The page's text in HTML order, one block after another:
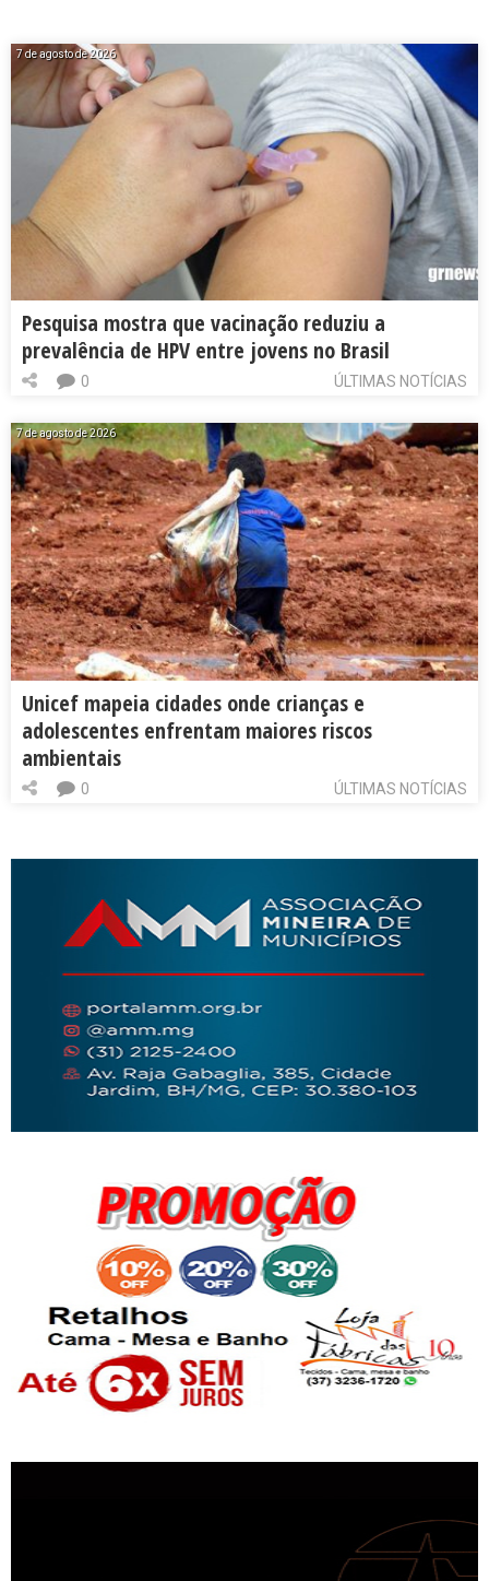
7 de agosto de 2026
Pesquisa mostra que vacinação reduziu a
prevalência de HPV entre jovens no Brasil
ÚLTIMAS NOTÍCIAS
0
7 de agosto de 2026
Unicef mapeia cidades onde crianças e
adolescentes enfrentam maiores riscos
ambientais
ÚLTIMAS NOTÍCIAS
0